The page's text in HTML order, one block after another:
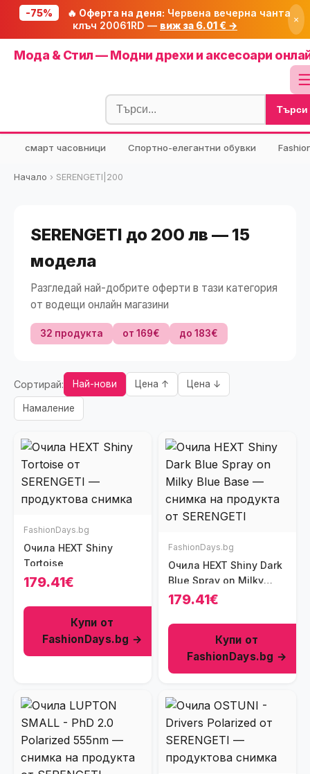
-75% 🔥 Оферта на деня: Червена вечерна чанта
клъч 20061RD — виж за 6.01 € → ×
Мода & Стил — Модни дрехи и аксесоари
Начало
🔥 Намаления
🧮 Калкулатори Търси
смарт часовници Спортно-елегантни обувки
Начало › SERENGETI|200
SERENGETI до 200 лв — 15
модела
Разгледай най-добрите оферти в тази категория
от водещи онлайн магазини
32 продукта от 169€ до 183€
Сортирай: Най-нови Цена ↑ Цена ↓
Намаление
FashionDays.bg
Очила HEXT Shiny
Tortoise
179.41€
Купи от
FashionDays.bg →
FashionDays.bg
Очила HEXT Shiny Dark
Blue Spray on Milky
Blue Base
179.41€
Купи от
FashionDays.bg →